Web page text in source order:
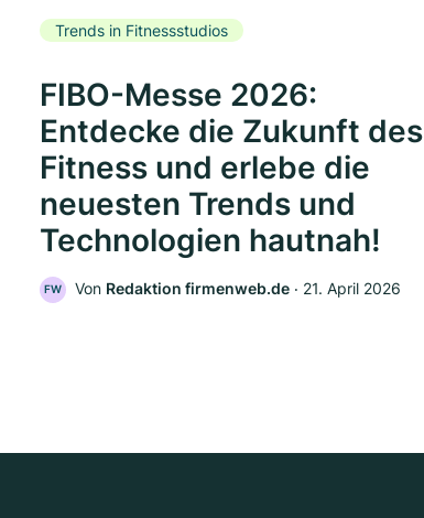
Trends in Fitnessstudios
FIBO-Messe 2026:
Entdecke die Zukunft des
Fitness und erlebe die
neuesten Trends und
Technologien hautnah!
FW Von Redaktion firmenweb.de ‧ 21. April 2026